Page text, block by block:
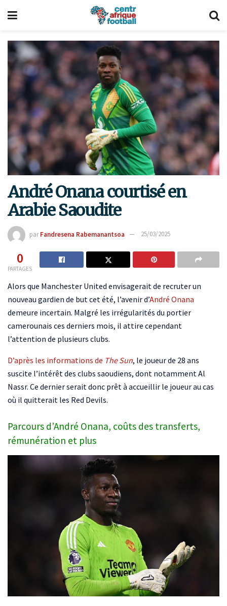
André Onana courtisé en
Arabie Saoudite
par Fandresena Rabemanantsoa 25/03/2025
0
PARTAGES
Alors que Manchester United envisagerait de recruter un
nouveau gardien de but cet été, l’avenir d’André Onana
demeure incertain. Malgré les irrégularités du portier
camerounais ces derniers mois, il attire cependant
l’attention de plusieurs clubs.
D’après les informations de The Sun, le joueur de 28 ans
suscite l’intérêt des clubs saoudiens, dont notamment Al
Nassr. Ce dernier serait donc prêt à accueillir le joueur au cas
où il quitterait les Red Devils.
Parcours d’André Onana, coûts des transferts,
rémunération et plus